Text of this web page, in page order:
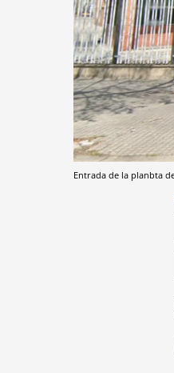
Entrada de la planbta